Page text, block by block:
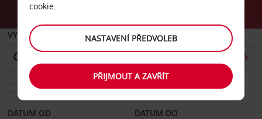
VYZVEDNOUT Z
Vyberte si jiné místo vrácení
DATUM OD DATUM DO
cookie.
NASTAVENÍ PŘEDVOLEB
PŘIJMOUT A ZAVŘÍT